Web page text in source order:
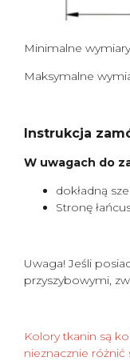
Minimalne
Maksymalne
Instrukcja
W uwagach do
dokładną
Stronę
Uwaga! Jeśli
przyszybowymi,
Kolory tkanin są
nieznacznie różnić